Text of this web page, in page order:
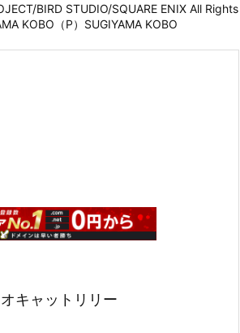
BIRD STUDIO/SQUARE ENIX All Rights
KOBO（P）SUGIYAMA KOBO
キャットリリー